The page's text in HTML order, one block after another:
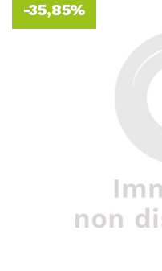
-35,85%